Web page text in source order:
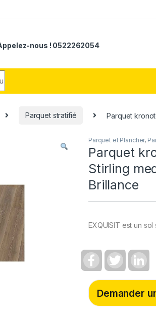
nous ! 0522262054
Parquet stratifié Parquet
Parquet et Plancher,
Parquet
Stirling
Brillance
EXQUISIT est un
c
e
b
o
o
i
t
e
r
n
k
d
I
Demander